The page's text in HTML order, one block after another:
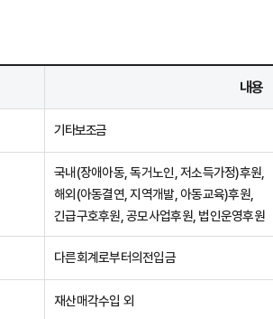
내용
기타보조금
국내(장애아동, 독거노인, 저소득가정)후원,
해외(아동결연, 지역개발, 아동교육)후원,
긴급구호후원, 공모사업후원, 법인운영후원
다른회계로부터의전입금
재산매각수입 외